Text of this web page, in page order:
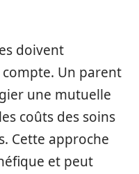
doivent
Un parent
une mutuelle
coûts des soins
Cette approche
et peut